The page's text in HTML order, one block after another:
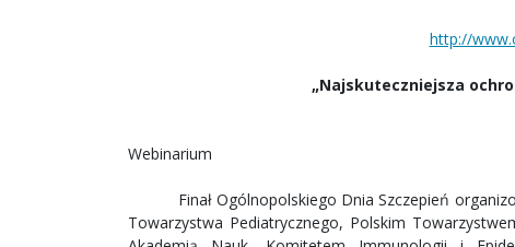
http://
„Najskuteczniejsza
Webinarium
Finał Ogólnopolskiego Dnia Szczepień
Towarzystwa Pediatrycznego, Polskim